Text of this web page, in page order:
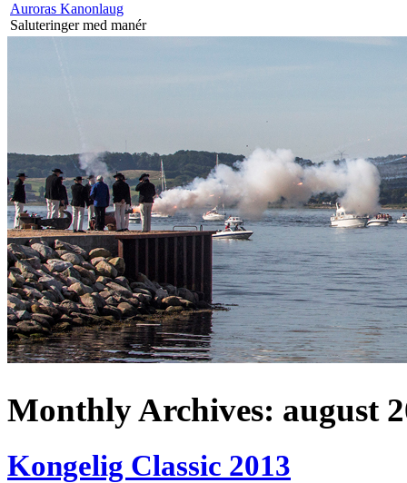
Auroras Kanonlaug
Saluteringer med manér
Monthly Archives: august
Kongelig Classic 2013